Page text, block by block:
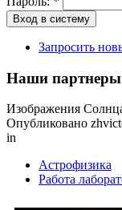
Запросить
Наши партнеры
Изображения
Опубликовано
in
Астрофизика
Работа